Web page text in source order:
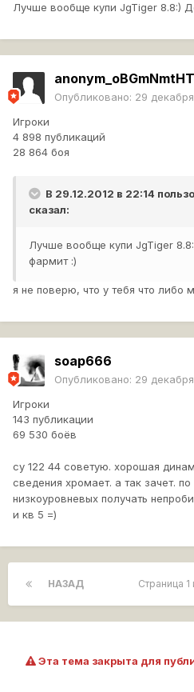
Лучше вообще купи JgTiger 8.8:)
Опубликовано: 29
Игроки
4 898 публикаций
28 864 боя
В 29.12.2012 в 22:14
сказал:
Лучше вообще купи JgTiger
фармит :)
я не поверю, что у тебя что либо
soap666
Опубликовано: 29
Игроки
143 публикации
69 530 боёв
су 122 44 советую. хорошая
сведения хромает. а так зачет.
низкоуровневых получать
и кв 5 =)
НАЗАД Страница 1
Эта тема закрыта для